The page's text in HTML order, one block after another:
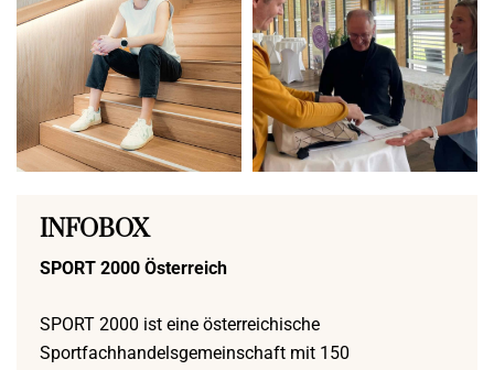
INFOBOX
SPORT 2000 Österreich
SPORT 2000 ist eine österreichische
Sportfachhandelsgemeinschaft mit 150